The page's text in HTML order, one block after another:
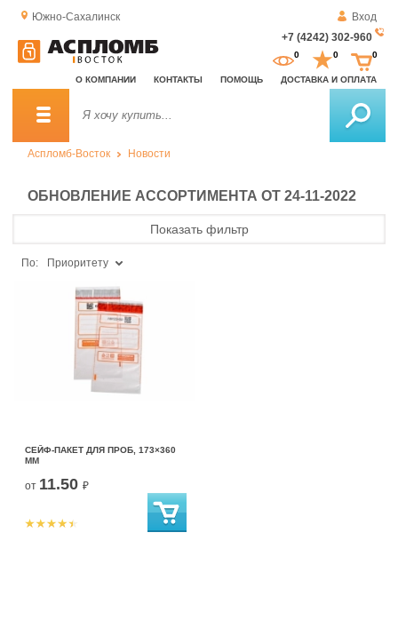
Южно-Сахалинск
Вход
+7 (4242) 302-960
О КОМПАНИИ КОНТАКТЫ ПОМОЩЬ ДОСТАВКА И ОПЛАТА
0 0 0
Аспломб-Восток Новости
ОБНОВЛЕНИЕ АССОРТИМЕНТА ОТ 24-11-2022
Показать фильтр
По: Приоритету
СЕЙФ-ПАКЕТ ДЛЯ ПРОБ, 173×360
ММ
от 11.50 ₽